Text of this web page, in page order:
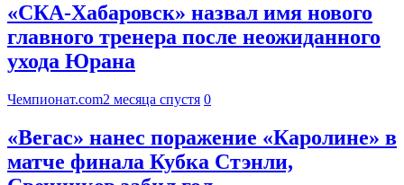
«СКА-Хабаровск» назвал имя нового
главного тренера после неожиданного
ухода Юрана
Чемпионат.com2 месяца спустя 0
«Вегас» нанес поражение «Каролине» в
матче финала Кубка Стэнли,